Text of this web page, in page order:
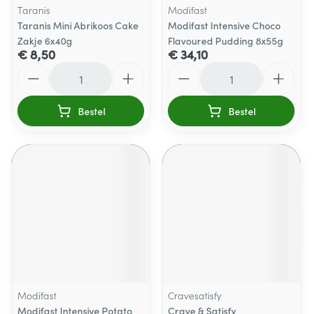
Taranis
Taranis Mini Abrikoos Cake
Zakje 6x40g
€ 8,50
Bestel
Modifast
Modifast Intensive Choco
Flavoured Pudding 8x55g
€ 34,10
Bestel
Modifast
Modifast Intensive Potato
Cravesatisfy
Crave & Satisfy